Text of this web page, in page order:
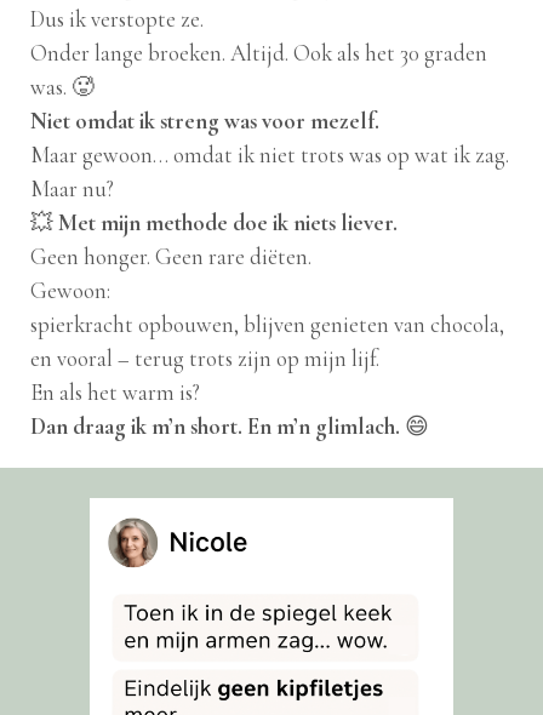
Dus ik verstopte ze.
Onder lange broeken. Altijd. Ook als het 30 graden
was. 🥵
Niet omdat ik streng was voor mezelf.
Maar gewoon… omdat ik niet trots was op wat ik zag.
Maar nu?
💥Met mijn methode doe ik niets liever.
Geen honger. Geen rare diëten.
Gewoon:
spierkracht opbouwen, blijven genieten van chocola,
en vooral – terug trots zijn op mijn lijf.
En als het warm is?
Dan draag ik m’n short. En m’n glimlach. 😄